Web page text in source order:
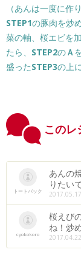
（あんは一度に作
STEP1の豚肉を炒
菜の軸、桜エビを
たら、 STEP2のＡ
盛ったSTEP3の上
このレ
トートバック
あんの
りたい
2017.05.17
cyokokoro
桜えび
ね！炒
2017.04.22